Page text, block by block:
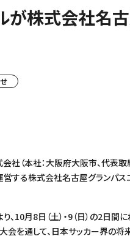
が株式会社名
社（本社：大阪府大阪市、代表
営する株式会社名古屋グランパス
、10月8日（土）・9（日）の2日
会を通して、日本サッカー界の